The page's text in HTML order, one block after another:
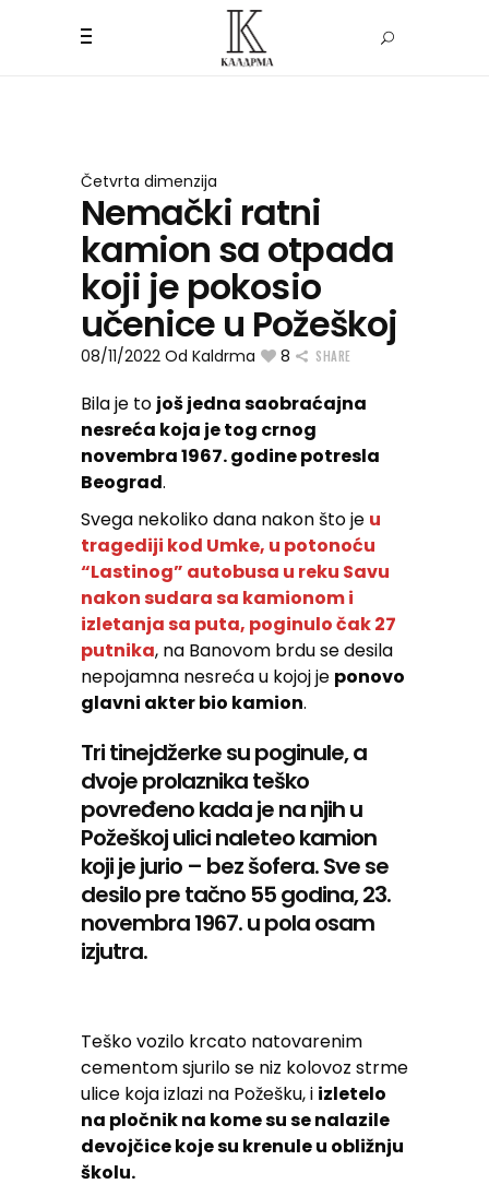
Četvrta dimenzija
Nemački ratni
kamion sa otpada
koji je pokosio
učenice u Požeškoj
08/11/2022 Od Kaldrma 8 SHARE
Bila je to još jedna saobraćajna
nesreća koja je tog crnog
novembra 1967. godine potresla
Beograd.
Svega nekoliko dana nakon što je u
tragediji kod Umke, u potonoću
“Lastinog” autobusa u reku Savu
nakon sudara sa kamionom i
izletanja sa puta, poginulo čak 27
putnika, na Banovom brdu se desila
nepojamna nesreća u kojoj je ponovo
glavni akter bio kamion.
Tri tinejdžerke su poginule, a
dvoje prolaznika teško
povređeno kada je na njih u
Požeškoj ulici naleteo kamion
koji je jurio – bez šofera. Sve se
desilo pre tačno 55 godina, 23.
novembra 1967. u pola osam
izjutra.
Teško vozilo krcato natovarenim
cementom sjurilo se niz kolovoz strme
ulice koja izlazi na Požešku, i izletelo
na pločnik na kome su se nalazile
devojčice koje su krenule u obližnju
školu.